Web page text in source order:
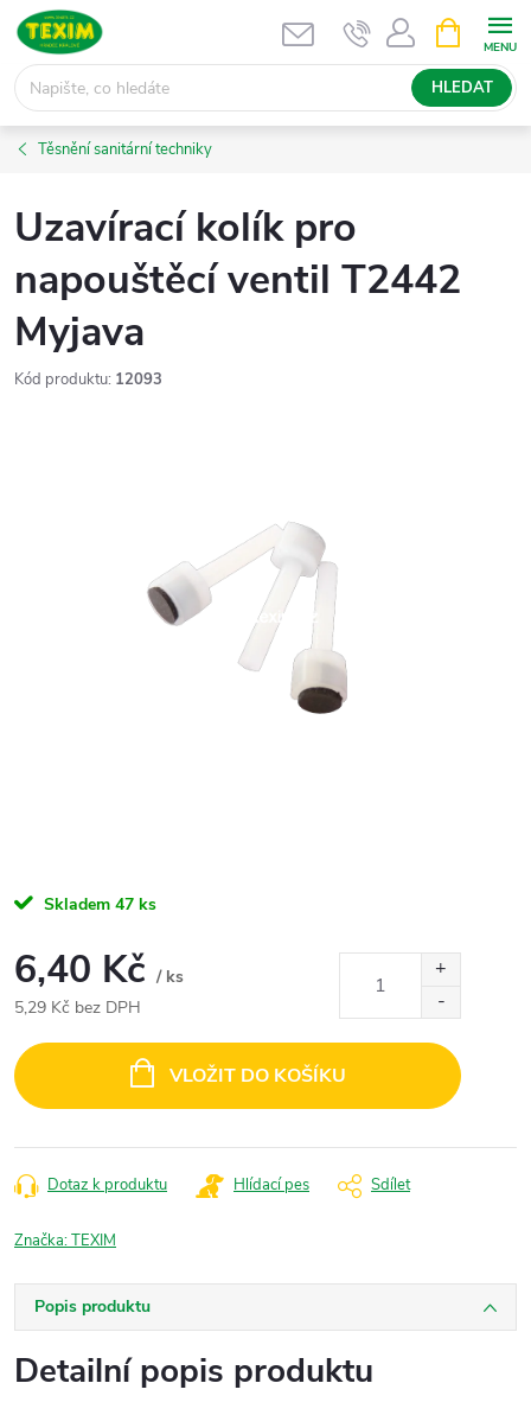
Přejít
obsah
HLEDAT
NÁKUPNÍ
KOŠÍK
Těsnění sanitární techniky
Uzavírací kolík pro
napouštěcí ventil T2442
Myjava
Kód produktu: 12093
Skladem 47 ks
6,40 Kč / ks
5,29 Kč bez DPH
cena:
VLOŽIT DO KOŠÍKU
Dotaz k produktu Hlídací pes Sdílet
Značka:TEXIM
Popis produktu
Detailní popis produktu